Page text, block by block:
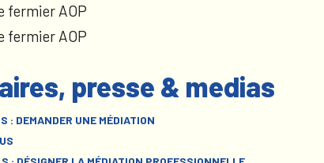
fermier AOP
fermier AOP
presse & medias
: DEMANDER UNE MÉDIATION